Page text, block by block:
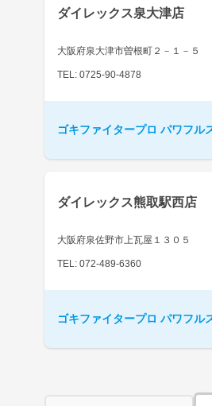
ダイレックス泉大津店
大阪府泉大津市曽根町２－１－５
TEL: 0725-90-4878
ゴキファイタープロ パワフル
ダイレックス熊取駅西店
大阪府泉佐野市上瓦屋１３０５
TEL: 072-489-6360
ゴキファイタープロ パワフル